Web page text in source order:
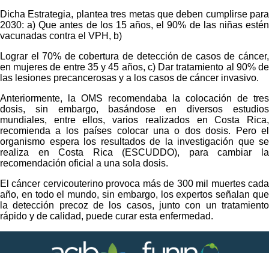
Dicha Estrategia, plantea tres metas que deben cumplirse para
2030: a) Que antes de los 15 años, el 90% de las niñas estén
vacunadas contra el VPH, b)
Lograr el 70% de cobertura de detección de casos de cáncer,
en mujeres de entre 35 y 45 años, c) Dar tratamiento al 90% de
las lesiones precancerosas y a los casos de cáncer invasivo.
Anteriormente, la OMS recomendaba la colocación de tres
dosis, sin embargo, basándose en diversos estudios
mundiales, entre ellos, varios realizados en Costa Rica,
recomienda a los países colocar una o dos dosis. Pero el
organismo espera los resultados de la investigación que se
realiza en Costa Rica (ESCUDDO), para cambiar la
recomendación oficial a una sola dosis.
El cáncer cervicouterino provoca más de 300 mil muertes cada
año, en todo el mundo, sin embargo, los expertos señalan que
la detección precoz de los casos, junto con un tratamiento
rápido y de calidad, puede curar esta enfermedad.